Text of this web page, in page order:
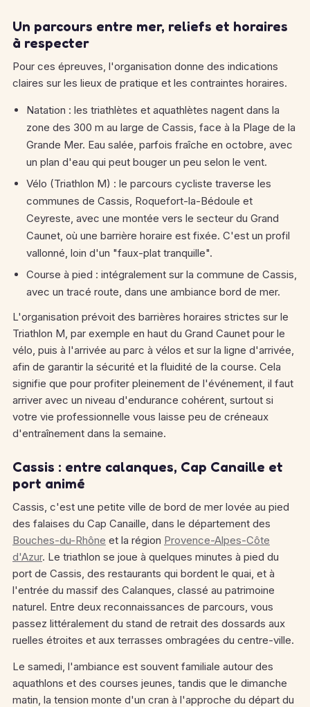
Un parcours entre mer, reliefs et horaires
à respecter
Pour ces épreuves, l'organisation donne des indications
claires sur les lieux de pratique et les contraintes horaires.
Natation : les triathlètes et aquathlètes nagent dans la
zone des 300 m au large de Cassis, face à la Plage de la
Grande Mer. Eau salée, parfois fraîche en octobre, avec
un plan d'eau qui peut bouger un peu selon le vent.
Vélo (Triathlon M) : le parcours cycliste traverse les
communes de Cassis, Roquefort-la-Bédoule et
Ceyreste, avec une montée vers le secteur du Grand
Caunet, où une barrière horaire est fixée. C'est un profil
vallonné, loin d'un "faux-plat tranquille".
Course à pied : intégralement sur la commune de Cassis,
avec un tracé route, dans une ambiance bord de mer.
L'organisation prévoit des barrières horaires strictes sur le
Triathlon M, par exemple en haut du Grand Caunet pour le
vélo, puis à l'arrivée au parc à vélos et sur la ligne d'arrivée,
afin de garantir la sécurité et la fluidité de la course. Cela
signifie que pour profiter pleinement de l'événement, il faut
arriver avec un niveau d'endurance cohérent, surtout si
votre vie professionnelle vous laisse peu de créneaux
d'entraînement dans la semaine.
Cassis : entre calanques, Cap Canaille et
port animé
Cassis, c'est une petite ville de bord de mer lovée au pied
des falaises du Cap Canaille, dans le département des
Bouches-du-Rhône et la région Provence-Alpes-Côte
d'Azur. Le triathlon se joue à quelques minutes à pied du
port de Cassis, des restaurants qui bordent le quai, et à
l'entrée du massif des Calanques, classé au patrimoine
naturel. Entre deux reconnaissances de parcours, vous
passez littéralement du stand de retrait des dossards aux
ruelles étroites et aux terrasses ombragées du centre-ville.
Le samedi, l'ambiance est souvent familiale autour des
aquathlons et des courses jeunes, tandis que le dimanche
matin, la tension monte d'un cran à l'approche du départ du